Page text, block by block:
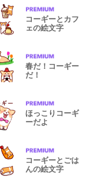
コーギーとカフ
ェの絵文字
春だ！コーギー
だ！
ほっこりコーギ
ーだよ
コーギーとごは
んの絵文字